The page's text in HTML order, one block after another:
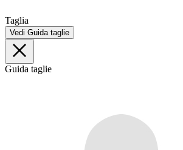
Taglia
Vedi Guida taglie
Guida taglie